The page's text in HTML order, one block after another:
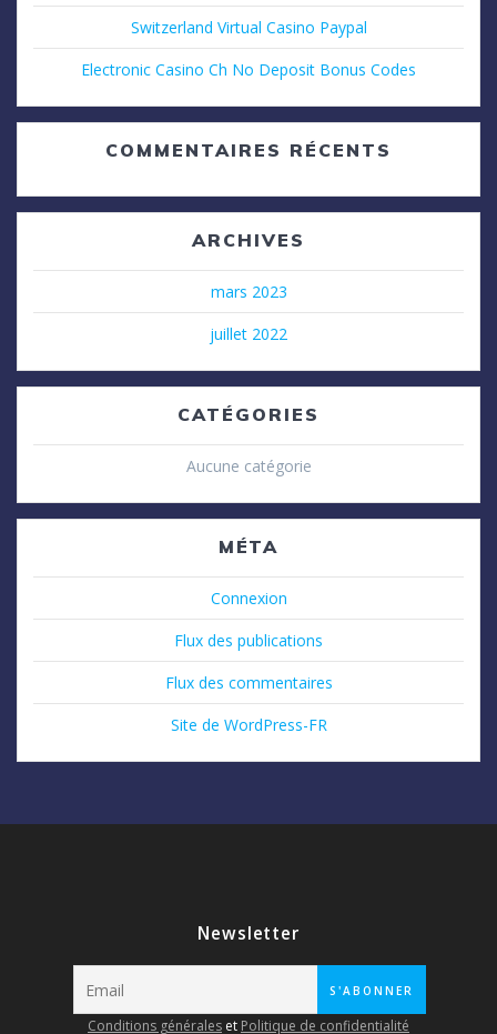
Switzerland Virtual Casino Paypal
Electronic Casino Ch No Deposit Bonus Codes
COMMENTAIRES RÉCENTS
ARCHIVES
mars 2023
juillet 2022
CATÉGORIES
Aucune catégorie
MÉTA
Connexion
Flux des publications
Flux des commentaires
Site de WordPress-FR
Newsletter
Conditions générales et Politique de confidentialité